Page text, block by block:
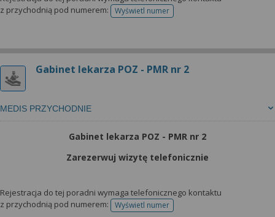
z przychodnią pod numerem:
Wyświetl numertelefonu do rejestracji
Gabinet lekarza POZ - PMR nr 2
MEDIS PRZYCHODNIE
Gabinet lekarza POZ - PMR nr 2
Zarezerwuj wizytę telefonicznie
Rejestracja do tej poradni wymaga telefonicznego kontaktu
z przychodnią pod numerem:
Wyświetl numertelefonu do rejestracji